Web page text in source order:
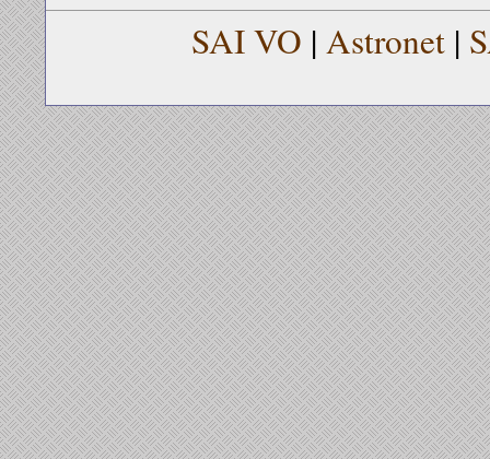
SAI VO | Astronet |